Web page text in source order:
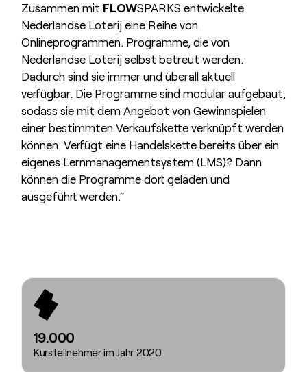
Zusammen mit FLOWSPARKS entwickelte
Nederlandse Loterij eine Reihe von
Onlineprogrammen. Programme, die von
Nederlandse Loterij selbst betreut werden.
Dadurch sind sie immer und überall aktuell
verfügbar. Die Programme sind modular aufgebaut,
sodass sie mit dem Angebot von Gewinnspielen
einer bestimmten Verkaufskette verknüpft werden
können. Verfügt eine Handelskette bereits über ein
eigenes Lernmanagementsystem (LMS)? Dann
können die Programme dort geladen und
ausgeführt werden.“
19.000
Kursteilnehmer im Jahr 2020